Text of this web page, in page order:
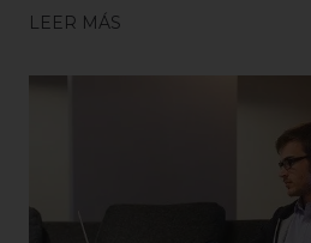
LEER MÁS